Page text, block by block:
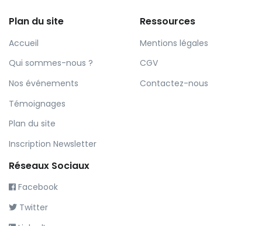
Plan du site
Accueil
Qui sommes-nous ?
Nos événements
Témoignages
Plan du site
Inscription Newsletter
Ressources
Mentions légales
CGV
Contactez-nous
Réseaux Sociaux
Facebook
Twitter